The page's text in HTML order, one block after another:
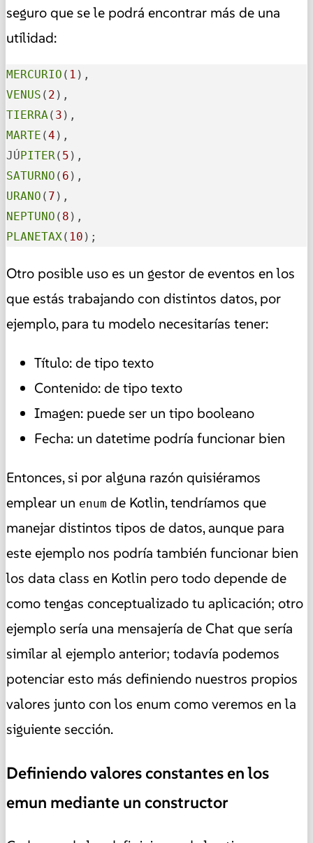
seguro que se le podrá encontrar más de una
utilidad:
MERCURIO ( 1
VENUS ( 2
TIERRA( 3
MARTE (4 ),
JÚ PITER( 5
SATURNO ( 6
URANO ( 7
NEPTUNO ( 8
PLANETAX( 10 );
Otro posible uso es un gestor de eventos en los
que estás trabajando con distintos datos, por
ejemplo, para tu modelo necesitarías tener:
Título: de tipo texto
Contenido: de tipo texto
Imagen: puede ser un tipo booleano
Fecha: un datetime podría funcionar bien
Entonces, si por alguna razón quisiéramos
emplear un enum de Kotlin, tendríamos que
manejar distintos tipos de datos, aunque para
este ejemplo nos podría también funcionar bien
los data class en Kotlin pero todo depende de
como tengas conceptualizado tu aplicación; otro
ejemplo sería una mensajería de Chat que sería
similar al ejemplo anterior; todavía podemos
potenciar esto más definiendo nuestros propios
valores junto con los enum como veremos en la
siguiente sección.
Definiendo valores constantes en los
emun mediante un constructor